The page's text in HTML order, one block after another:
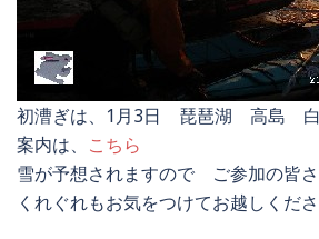
初漕ぎは、1月3日 琵琶湖 高島 白
案内は、 こちら
雪が予想されますので ご参加の皆
くれぐれもお気をつけてお越しくだ